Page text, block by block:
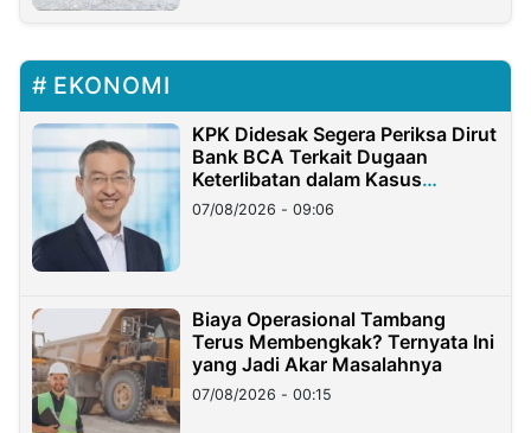
EKONOMI
KPK Didesak Segera Periksa Dirut
Bank BCA Terkait Dugaan
Keterlibatan dalam Kasus
Hilangnya Dana Nasabah Rp2,58
Miliar
07/08/2026 - 09:06
Biaya Operasional Tambang
Terus Membengkak? Ternyata Ini
yang Jadi Akar Masalahnya
07/08/2026 - 00:15